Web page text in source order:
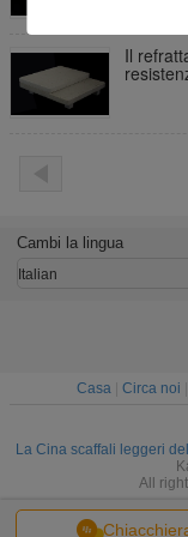
Il
Cambi la lingua
Italian
Casa| Circa noi
La Cina scaffali leggeri
All